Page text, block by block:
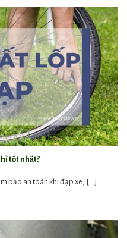
tốt nhất?
bảo an toàn khi đạp xe, [...]